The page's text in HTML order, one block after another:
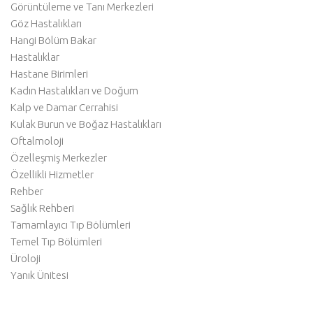
Görüntüleme ve Tanı Merkezleri
Göz Hastalıkları
Hangi Bölüm Bakar
Hastalıklar
Hastane Birimleri
Kadın Hastalıkları ve Doğum
Kalp ve Damar Cerrahisi
Kulak Burun ve Boğaz Hastalıkları
Oftalmoloji
Özelleşmiş Merkezler
Özellikli Hizmetler
Rehber
Sağlık Rehberi
Tamamlayıcı Tıp Bölümleri
Temel Tıp Bölümleri
Üroloji
Yanık Ünitesi